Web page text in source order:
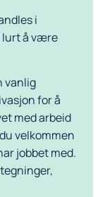
i
lurt å være
vanlig
for å
med arbeid
velkommen
jobbet med.